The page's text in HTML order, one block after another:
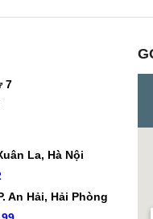
7
La, Hà Nội
An Hải, Hải Phòng